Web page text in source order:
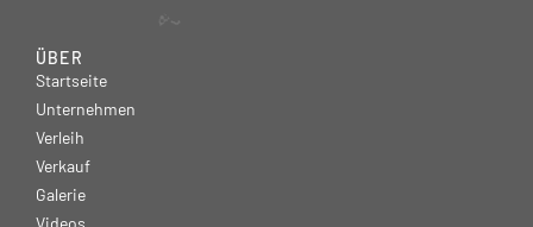
ÜBER
Startseite
Unternehmen
Verleih
Verkauf
Galerie